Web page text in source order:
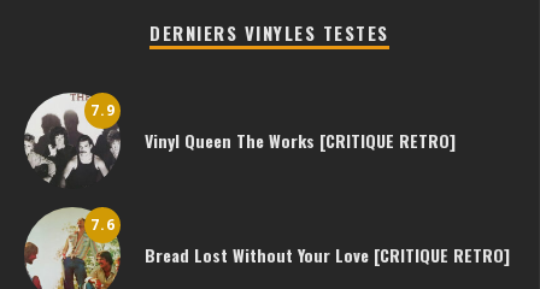
DERNIERS VINYLES TESTES
7.9
Vinyl Queen The Works [CRITIQUE RETRO]
7.6
Bread Lost Without Your Love [CRITIQUE RETRO]